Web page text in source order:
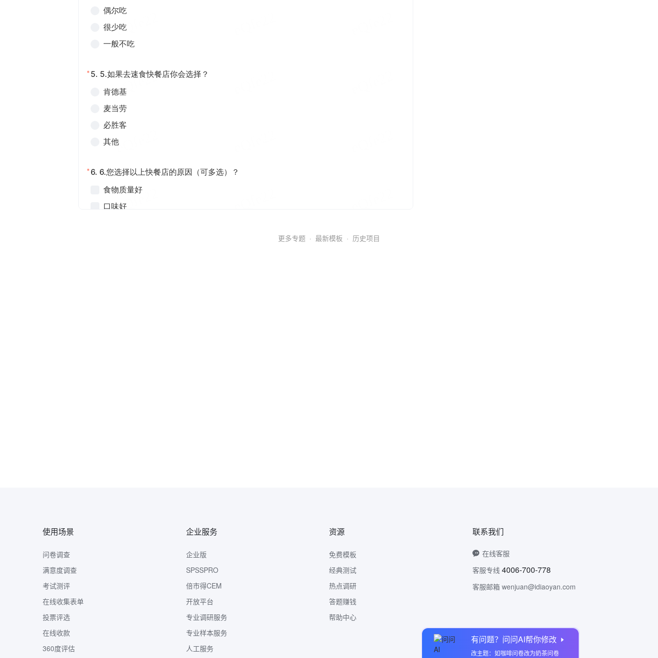
有问题？问问AI帮你修改
改主题：如咖啡问卷改为奶茶问卷
更多专题 · 最新模板 · 历史项目
使用场景
问卷调查
满意度调查
考试测评
在线收集表单
投票评选
在线收款
360度评估
企业服务
企业版
SPSSPRO
倍市得CEM
开放平台
专业调研服务
专业样本服务
人工服务
资源
免费模板
经典测试
热点调研
答题赚钱
帮助中心
联系我们
在线客服
客服专线 4006-700-778
客服邮箱 wenjuan@idiaoyan.com
问卷网公众号